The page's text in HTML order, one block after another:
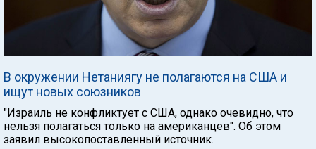
В окружении Нетаниягу не полагаются на США и
ищут новых союзников
"Израиль не конфликтует с США, однако очевидно, что
нельзя полагаться только на американцев". Об этом
заявил высокопоставленный источник.